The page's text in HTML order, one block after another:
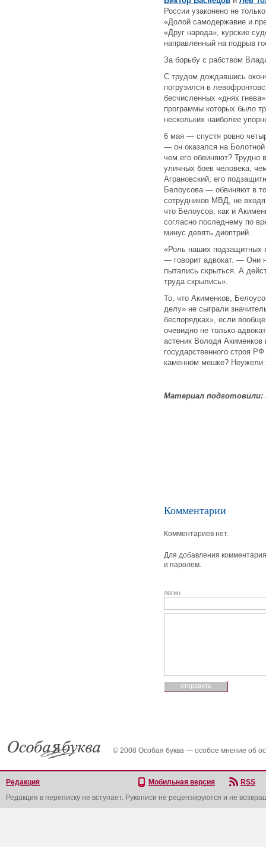
России узаконено не
«Долой самодержавие и
«Друг народа», курские
направленный на подрыв
За борьбу с рабством
С трудом дождавшись
погрузился в
бесчисленных «днях
программы которых было
нескольких наиболее
6 мая — спустя ровно
— он оказался на
чем его обвиняют? Трудно
уличных боев человека,
Аграновский, его
Белоусова — обвиняют в
сотрудников МВД, не
что Белоусов, как и
согласно последнему по
минус девять диоптрий.
«Роль наших подзащитных
— говорит адвокат. — Они
пытались скрыться. А
труда скрылись».
То, что Акименков,
делу» не сыграли
беспорядках», если
очевидно не только
астеник Володя Акименков
государственного строя
каменном мешке? Неужели
Материал подготовили:
Комментарии
Комментариев нет.
Для добавления
и паролем.
логин
© 2008 Особая буква — особое мнение об
Редакция Мобильная версия
RSS
Редакция в переписку не вступает. Рукописи не рецензируются и не